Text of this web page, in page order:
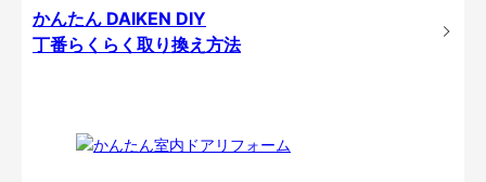
かんたん DAIKEN DIY
丁番らくらく取り換え方法